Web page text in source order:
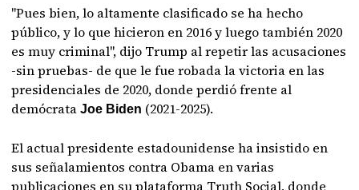
"Pues bien, lo altamente clasificado se ha hecho
público, y lo que hicieron en 2016 y luego también 2020
es muy criminal", dijo Trump al repetir las acusaciones
-sin pruebas- de que le fue robada la victoria en las
presidenciales de 2020, donde perdió frente al
demócrataJoe Biden (2021-2025).
El actual presidente estadounidense ha insistido en
sus señalamientos contra Obama en varias
publicaciones en su plataforma Truth Social, donde